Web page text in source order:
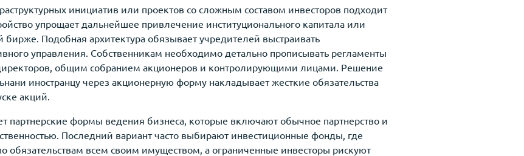
инициатив или проектов со сложным составом инвесторов подходит
упрощает дальнейшее привлечение институционального капитала или
Подобная архитектура обязывает учредителей выстраивать
управления. Собственникам необходимо детально прописывать регламенты
общим собранием акционеров и контролирующими лицами. Решение
иностранцу через акционерную форму накладывает жесткие обязательства
акций.
партнерские формы ведения бизнеса, которые включают обычное партнерство и
Последний вариант часто выбирают инвестиционные фонды, где
обязательствам всем своим имуществом, а ограниченные инвесторы рискуют